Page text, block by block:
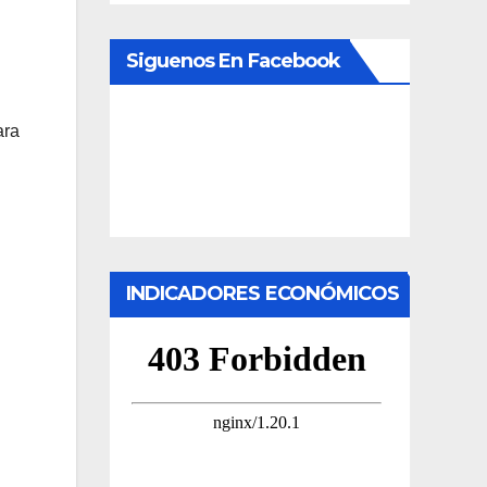
Siguenos En Facebook
INDICADORES ECONÓMICOS